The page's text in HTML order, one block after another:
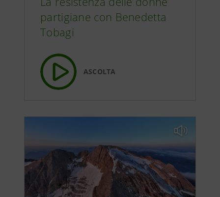
partigiane con Benedetta
Tobagi
ASCOLTA